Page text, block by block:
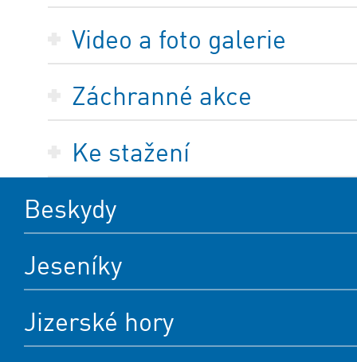
Video a foto galerie
Záchranné akce
Ke stažení
Beskydy
Jeseníky
Jizerské hory